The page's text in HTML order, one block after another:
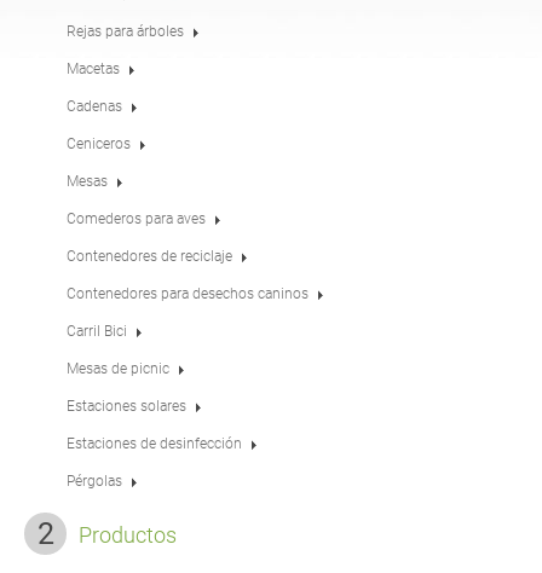
Pérgolas
Comederos para aves Farolas
desinfección
inglés (USA)
italiano
letón lituano
estonio
Rejas para árboles
Macetas
Cadenas
Ceniceros
Mesas
Comederos para aves
Contenedores de reciclaje
Contenedores para desechos caninos
Carril Bici
Mesas de picnic
Estaciones solares
Estaciones de desinfección
Pérgolas
Productos